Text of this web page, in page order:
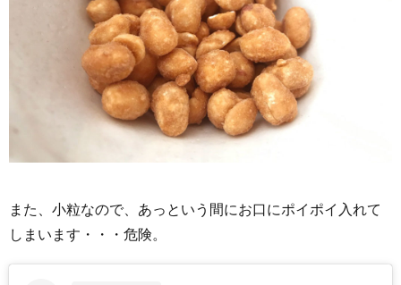
また、小粒なので、あっという間にお口にポイポイ入れて
しまいます・・・危険。